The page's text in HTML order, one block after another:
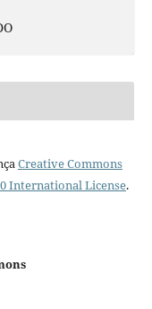
Creative Commons
International License.